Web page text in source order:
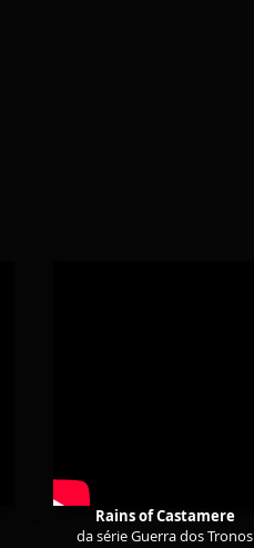
Rains of Castamere
da série Guerra dos Tronos